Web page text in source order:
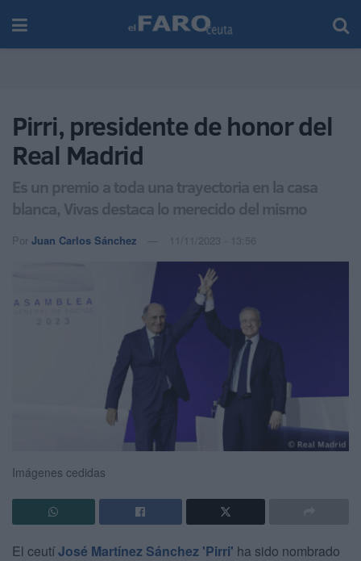
Pirri, presidente de honor del
Real Madrid
Es un premio a toda una trayectoria en la casa
blanca, Vivas destaca lo merecido del mismo
Por Juan Carlos Sánchez 11/11/2023 - 13:56
Imágenes cedidas
El ceutíJosé Martínez Sánchez 'Pirri' ha sido nombrado